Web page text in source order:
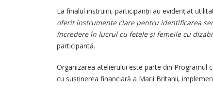
La finalul instruirii, participanții au evidențiat
oferit instrumente clare pentru identificarea
încredere în lucrul cu fetele și femeile cu
participantă.
Organizarea atelierului este parte din Programul
cu susținerea financiară a Marii Britanii,